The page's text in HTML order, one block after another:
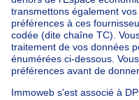
Trouvez d'autres
Trouvez d'autres
Immeuble a
Immeuble à
Maison
Bien exceptionnel
Bungalow à